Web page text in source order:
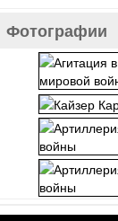
Фотографии